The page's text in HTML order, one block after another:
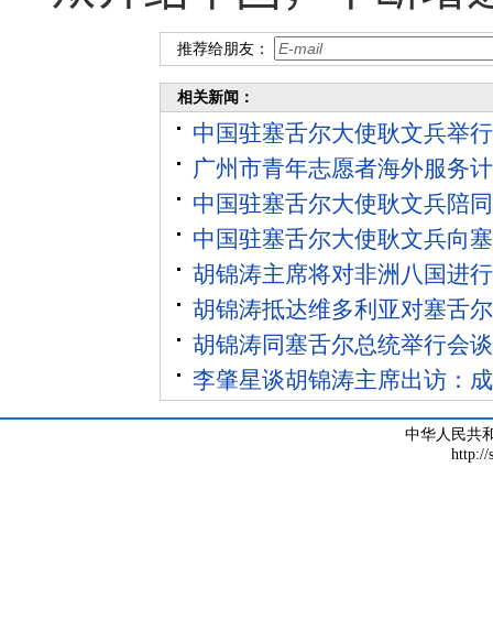
推荐给朋友：
相关新闻：
中国驻塞舌尔大使耿文兵举
广州市青年志愿者海外服务
中国驻塞舌尔大使耿文兵陪
中国驻塞舌尔大使耿文兵向
胡锦涛主席将对非洲八国进
胡锦涛抵达维多利亚对塞舌
胡锦涛同塞舌尔总统举行会谈
李肇星谈胡锦涛主席出访：
中华人民共
http://